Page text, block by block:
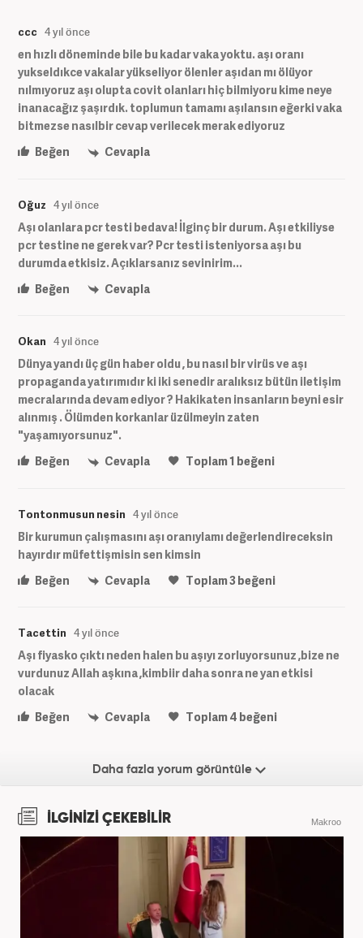
ccc 4 yıl önce
en hızlı döneminde bile bu kadar vaka yoktu. aşı oranı
yukseldıkce vakalar yükseliyor ölenler aşıdan mı ölüyor
nılmıyoruz aşı olupta covit olanları hiç bilmiyoru kime neye
inanacağız şaşırdık. toplumun tamamı aşılansın eğerki vaka
bitmezse nasılbir cevap verilecek merak ediyoruz
Beğen
Cevapla
Oğuz 4 yıl önce
Aşı olanlara pcr testi bedava! İlginç bir durum. Aşı etkiliyse
pcr testine ne gerek var? Pcr testi isteniyorsa aşı bu
durumda etkisiz. Açıklarsanız sevinirim...
Beğen
Cevapla
Okan 4 yıl önce
Dünya yandı üç gün haber oldu , bu nasıl bir virüs ve aşı
propaganda yatırımıdır ki iki senedir aralıksız bütün iletişim
mecralarında devam ediyor ? Hakikaten insanların beyni esir
alınmış . Ölümden korkanlar üzülmeyin zaten
"yaşamıyorsunuz".
Beğen
Cevapla Toplam1 beğeni
Tontonmusun nesin 4 yıl önce
Bir kurumun çalışmasını aşı oranıylamı değerlendireceksin
hayırdır müfettişmisin sen kimsin
Beğen
Cevapla Toplam3beğeni
Tacettin 4 yıl önce
Aşı fiyasko çıktı neden halen bu aşıyı zorluyorsunuz ,bize ne
vurdunuz Allah aşkına ,kimbiir daha sonra ne yan etkisi
olacak
Beğen
Cevapla Toplam4 beğeni
Daha fazla yorum görüntüle
İLGİNİZİ ÇEKEBİLİR Makroo